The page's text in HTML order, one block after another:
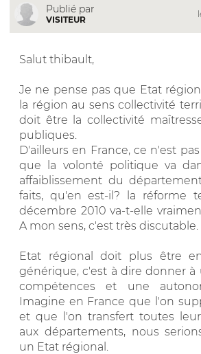
Publié par
VISITEUR
Salut thibault,
Je ne pense pas que Etat
la région au sens collectivité
doit être la collectivité
publiques.
D'ailleurs en France, ce n'est pas
que la volonté politique va
affaiblissement du
faits, qu'en est-il? la réforme
décembre 2010 va-t-elle
A mon sens, c'est très discutable.
Etat régional doit plus être
générique, c'est à dire donner à
compétences et une
Imagine en France que l'on
et que l'on transfert toutes
aux départements, nous
un Etat régional.